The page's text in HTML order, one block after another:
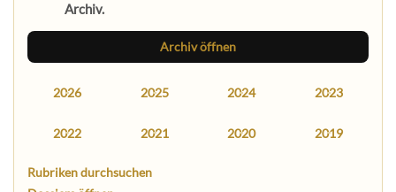
Archiv.
Archiv öffnen
2026 2025 2024 2023
2022 2021 2020 2019
Rubriken durchsuchen